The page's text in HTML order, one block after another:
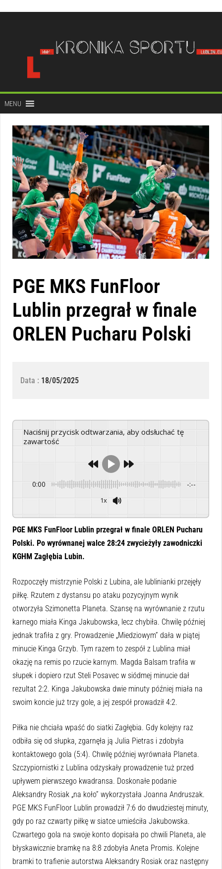
treści
MENU
PGE MKS FunFloor
Lublin przegrał w finale
ORLEN Pucharu Polski
Data : 18/05/2025
Naciśnij przycisk odtwarzania, aby odsłuchać tę
zawartość
0:00 -:--
1x
PGE MKS FunFloor Lublin przegrał w finale ORLEN Pucharu
Polski. Po wyrównanej walce 28:24 zwycieżyły zawodniczki
KGHM Zagłębia Lubin.
Rozpoczęły mistrzynie Polski z Lubina, ale lublinianki przejęły
piłkę. Rzutem z dystansu po ataku pozycyjnym wynik
otworzyła Szimonetta Planeta. Szansę na wyrównanie z rzutu
karnego miała Kinga Jakubowska, lecz chybiła. Chwilę później
jednak trafiła z gry. Prowadzenie „Miedziowym” dała w piątej
minucie Kinga Grzyb. Tym razem to zespół z Lublina miał
okazję na remis po rzucie karnym. Magda Balsam trafiła w
słupek i dopiero rzut Steli Posavec w siódmej minucie dał
rezultat 2:2. Kinga Jakubowska dwie minuty później miała na
swoim koncie już trzy gole, a jej zespół prowadził 4:2.
Piłka nie chciała wpaść do siatki Zagłębia. Gdy kolejny raz
odbiła się od słupka, zgarnęła ją Julia Pietras i zdobyła
kontaktowego gola (5:4). Chwilę później wyrównała Planeta.
Szczypiornistki z Lublina odzyskały prowadzenie tuż przed
upływem pierwszego kwadransa. Doskonałe podanie
Aleksandry Rosiak „na koło” wykorzystała Joanna Andruszak.
PGE MKS FunFloor Lublin prowadził 7:6 do dwudziestej minuty,
gdy po raz czwarty piłkę w siatce umieściła Jakubowska.
Czwartego gola na swoje konto dopisała po chwili Planeta, ale
błyskawicznie bramkę na 8:8 zdobyła Aneta Promis. Kolejne
bramki to trafienie autorstwa Aleksandry Rosiak oraz następny